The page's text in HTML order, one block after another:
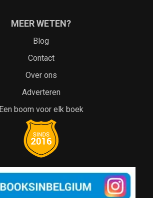
MEER WETEN?
Blog
Contact
Over ons
Adverteren
Een boom voor elk boek